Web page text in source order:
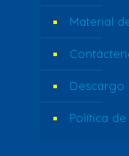
Material
Descargo
Política